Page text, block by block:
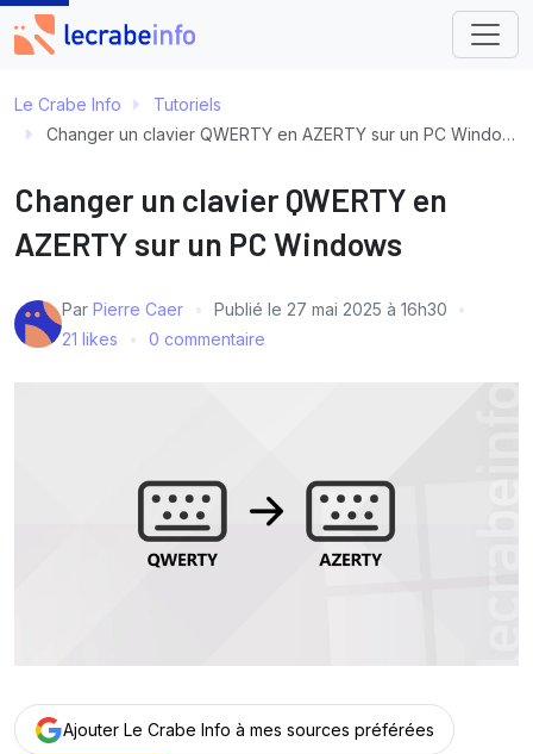
Le Crabe Info
Tutoriels
Changer un clavier QWERTY en AZERTY sur un PC Windows
Changer un clavier QWERTY en
AZERTY sur un PC Windows
Par Pierre Caer Publié le 27 mai 2025 à 16h30
21 likes
0 commentaire
Ajouter Le Crabe Info à mes sources préférées